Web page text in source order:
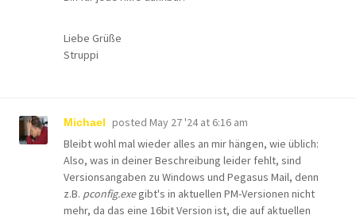
Liebe Grüße
Struppi
Michael posted May 27 '24 at 6:16 am
Bleibt wohl mal wieder alles an mir hängen, wie üblich:
Also, was in deiner Beschreibung leider fehlt, sind
Versionsangaben zu Windows und Pegasus Mail, denn
z.B. pconfig.exegibt's in aktuellen PM-Versionen nicht
mehr, da das eine 16bit Version ist, die auf aktuellen